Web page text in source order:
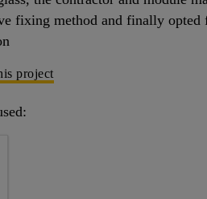
fixing method and finally opted
project